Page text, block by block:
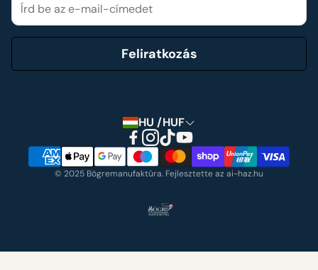
Feliratkozás
HU /HUF
© 2025 Bögremanufaktúra. Fejlesztette az ai-haz.hu